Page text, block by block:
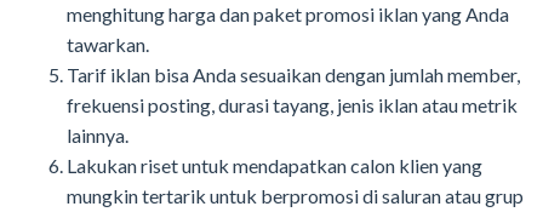
menghitung harga dan paket promosi iklan yang Anda
tawarkan.
Tarif iklan bisa Anda sesuaikan dengan jumlah member,
frekuensi posting, durasi tayang, jenis iklan atau metrik
lainnya.
Lakukan riset untuk mendapatkan calon klien yang
mungkin tertarik untuk berpromosi di saluran atau grup